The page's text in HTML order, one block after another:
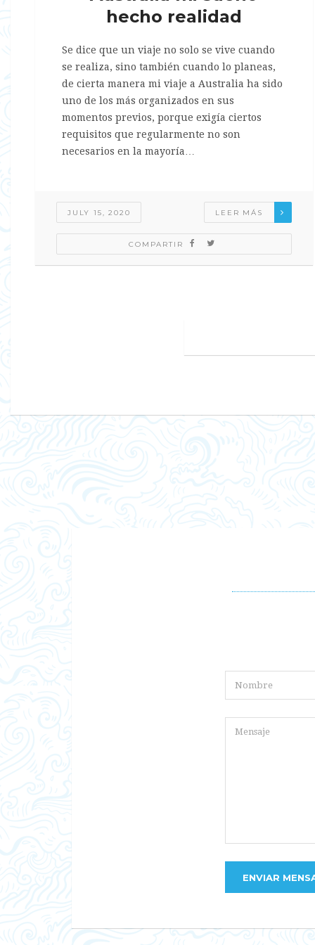
hecho realidad
Se dice que un viaje no solo se vive cuando
se realiza, sino también cuando lo planeas,
de cierta manera mi viaje a Australia ha sido
uno de los más organizados en sus
momentos previos, porque exigía ciertos
requisitos que regularmente no son
necesarios en la mayoría…
JULY 15, 2020 LEER MÁS
COMPARTIR
ENVIAR